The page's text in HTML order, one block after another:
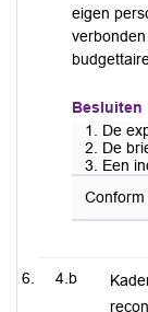
eigen
Besluiten
1. De
2. De
3. Een
Conform
4.b